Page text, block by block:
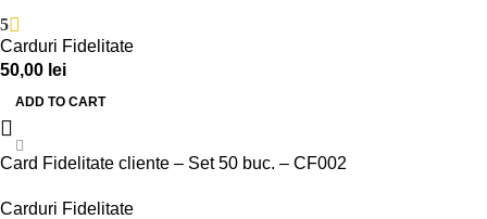
5
Carduri Fidelitate
50,00 lei
ADD TO CART
Card Fidelitate cliente – Set 50 buc. – CF002
Carduri Fidelitate